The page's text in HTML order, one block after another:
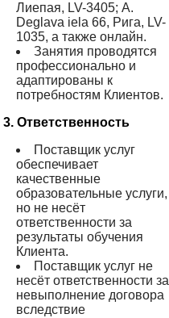
Лиепая, LV-3405; A.
Deglava iela 66, Рига, LV-
1035, а также онлайн.
Занятия проводятся
профессионально и
адаптированы к
потребностям Клиентов.
3. Ответственность
Поставщик услуг
обеспечивает
качественные
образовательные услуги,
но не несёт
ответственности за
результаты обучения
Клиента.
Поставщик услуг не
несёт ответственности за
невыполнение договора
вследствие